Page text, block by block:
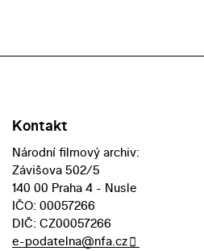
Kontakt
Národní filmový archiv:
Závišova 502/5
140 00 Praha 4 - Nusle
IČO: 00057266
DIČ: CZ00057266
e-podatelna@nfa.cz